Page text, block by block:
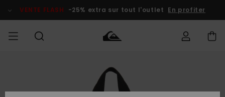
l'information
le
VENTE FLASH -25% extra sur tout l'outlet En profiter
Vêtements
Vêtements
Surf Shop
Homme
Shop
Homme
Outlet
Homme
Nederlands
Accéder à
commande